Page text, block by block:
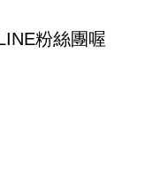
粉絲團喔